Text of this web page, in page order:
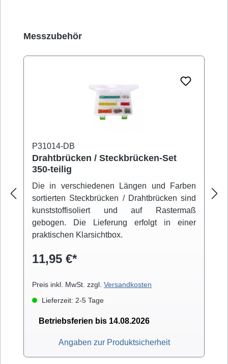
Produktgalerie überspringen
Messzubehör
P31014-DB
Drahtbrücken / Steckbrücken-Set
350-teilig
Die in verschiedenen Längen und Farben
sortierten Steckbrücken / Drahtbrücken sind
kunststoffisoliert und auf Rastermaß
gebogen. Die Lieferung erfolgt in einer
praktischen Klarsichtbox.
11,95 €*
Preis inkl. MwSt. zzgl. Versandkosten
Lieferzeit: 2-5 Tage
Betriebsferien bis 14.08.2026
Angaben zur Produktsicherheit